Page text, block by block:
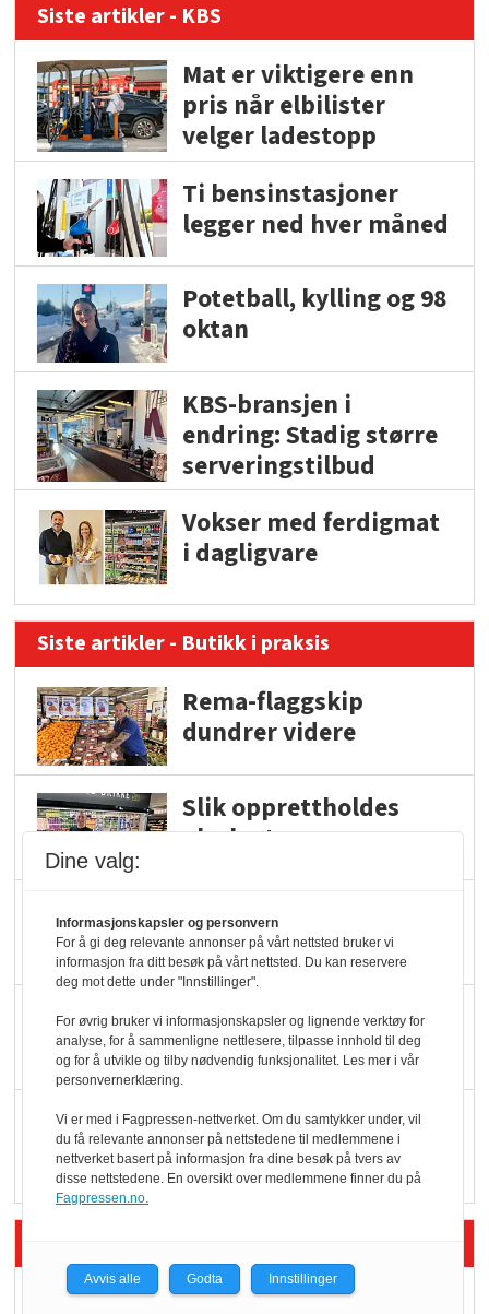
Siste artikler - KBS
Mat er viktigere enn
pris når elbilister
velger ladestopp
Ti bensinstasjoner
legger ned hver måned
Potetball, kylling og 98
oktan
KBS-bransjen i
endring: Stadig større
serveringstilbud
Vokser med ferdigmat
i dagligvare
Siste artikler - Butikk i praksis
Rema-flaggskip
dundrer videre
Slik opprettholdes
ølsalget
Færre varer, men fulle
hyller
KI lager mat i butikken
Q passerte 1 milliard i
Rema i 2025
Kolonihagens norske
Dine valg:
Informasjonskapsler og personvern
For å gi deg relevante annonser på vårt nettsted bruker vi
informasjon fra ditt besøk på vårt nettsted. Du kan reservere
deg mot dette under "Innstillinger".
For øvrig bruker vi informasjonskapsler og lignende verktøy for
analyse, for å sammenligne nettlesere, tilpasse innhold til deg
og for å utvikle og tilby nødvendig funksjonalitet. Les mer i vår
personvernerklæring.
Vi er med i Fagpressen-nettverket. Om du samtykker under, vil
du få relevante annonser på nettstedene til medlemmene i
nettverket basert på informasjon fra dine besøk på tvers av
disse nettstedene. En oversikt over medlemmene finner du på
Fagpressen.no.
Avvis alle Godta Innstillinger